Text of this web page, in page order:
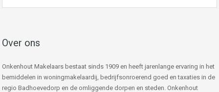
Over ons
Onkenhout Makelaars bestaat sinds 1909 en heeft jarenlange ervaring in het
bemiddelen in woningmakelaardij, bedrijfsonroerend goed en taxaties in de
regio Badhoevedorp en de omliggende dorpen en steden. Onkenhout